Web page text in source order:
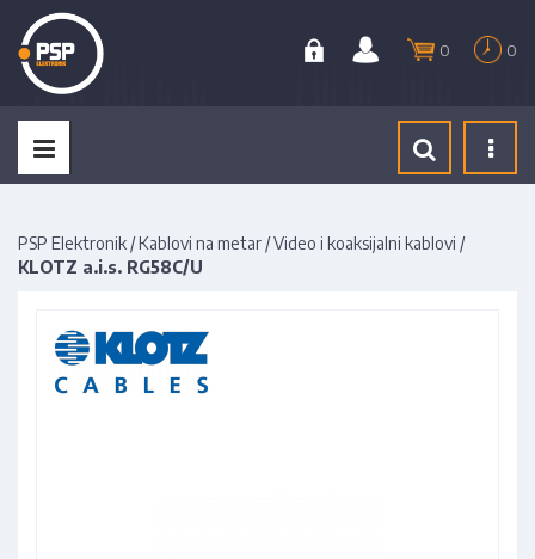
0 0
PSP Elektronik /Kablovi na metar /Video i koaksijalni kablovi /
KLOTZ a.i.s. RG58C/U